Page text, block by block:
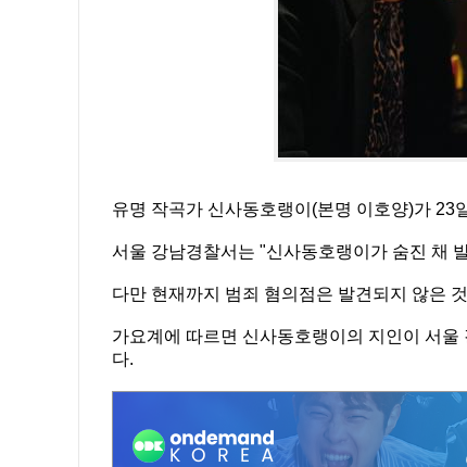
유명 작곡가 신사동호랭이(본명 이호양)가 23
서울 강남경찰서는 "신사동호랭이가 숨진 채
다만 현재까지 범죄 혐의점은 발견되지 않은
가요계에 따르면 신사동호랭이의 지인이 서
다.